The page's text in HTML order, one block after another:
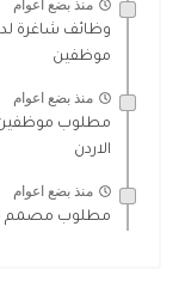
منذ بضع اعوام
وظائف شاغرة
موظفين
منذ بضع اعوام
مطلوب موظفين
الاردن
منذ بضع اعوام
مطلوب مصمم